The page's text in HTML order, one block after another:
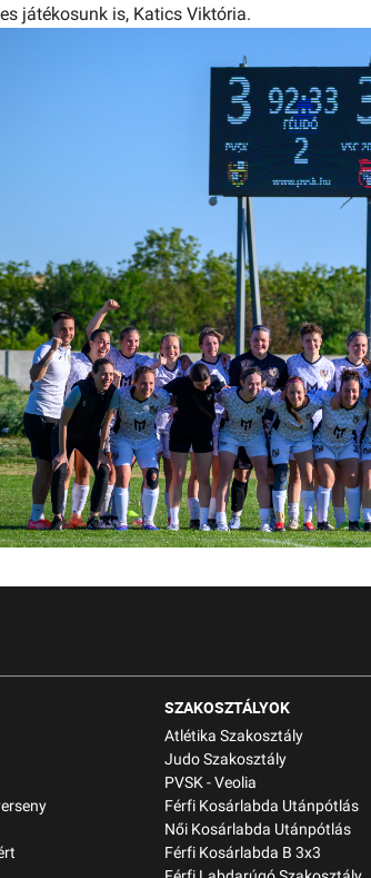
játékosunk is, Katics Viktória.
SZAKOSZTÁLYOK
Atlétika Szakosztály
Judo Szakosztály
PVSK - Veolia
Férfi Kosárlabda Utánpótlás
Női Kosárlabda Utánpótlás
Férfi Kosárlabda B 3x3